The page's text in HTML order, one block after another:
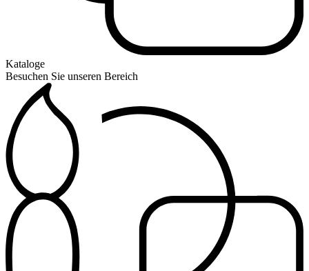
Kataloge
Besuchen Sie unseren Bereich